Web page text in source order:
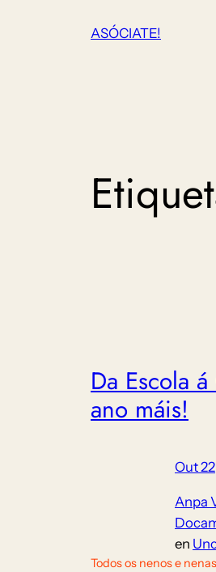
ASÓCIATE!
Da Escola
ano máis!
Out
Anpa
en
Todos os nenos e